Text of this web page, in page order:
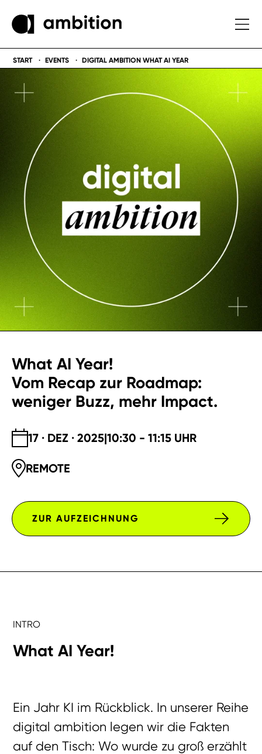
START EVENTS DIGITAL AMBITION WHAT AI YEAR
What AI Year!
Vom Recap zur Roadmap:
weniger Buzz, mehr Impact.
17 · DEZ · 2025|10:30 - 11:15 UHR
REMOTE
ZUR AUFZEICHNUNG
INTRO
What AI Year!
Ein Jahr KI im Rückblick. In unserer Reihe
digital ambition legen wir die Fakten
auf den Tisch: Wo wurde zu groß erzählt